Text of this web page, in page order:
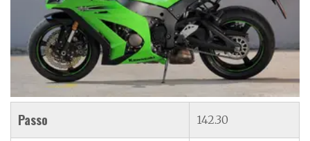
Passo 142.30